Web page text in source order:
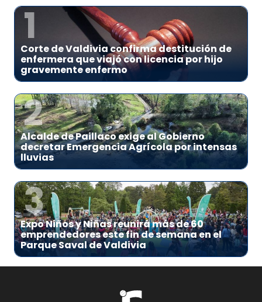
1
Corte de Valdivia confirma destitución de
enfermera que viajó con licencia por hijo
gravemente enfermo
2
Alcalde de Paillaco exige al Gobierno
decretar Emergencia Agrícola por intensas
lluvias
3
Expo Niños y Niñas reunirá más de 60
emprendedores este fin de semana en el
Parque Saval de Valdivia